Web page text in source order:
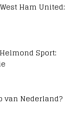
Ham United:
Sport:
van Nederland?